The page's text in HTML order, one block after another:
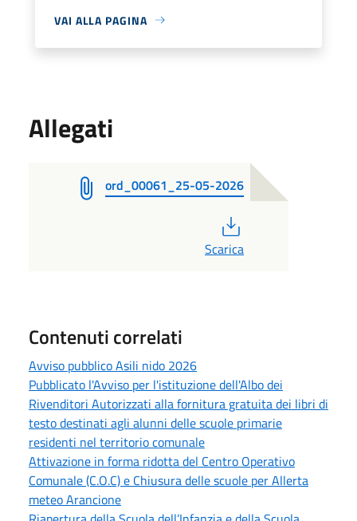
VAI ALLA PAGINA
Allegati
ord_00061_25-05-2026
Scarica
Contenuti correlati
Avviso pubblico Asili nido 2026
Pubblicato l'Avviso per l'istituzione dell'Albo dei
Rivenditori Autorizzati alla fornitura gratuita dei libri di
testo destinati agli alunni delle scuole primarie
residenti nel territorio comunale
Attivazione in forma ridotta del Centro Operativo
Comunale (C.O.C) e Chiusura delle scuole per Allerta
meteo Arancione